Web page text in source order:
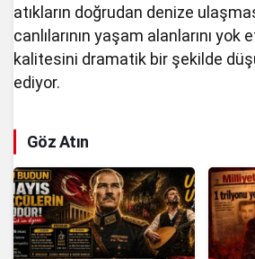
atıkların doğrudan denize
canlılarının yaşam alanlarını yok
kalitesini dramatik bir şekilde
ediyor.
Göz Atın